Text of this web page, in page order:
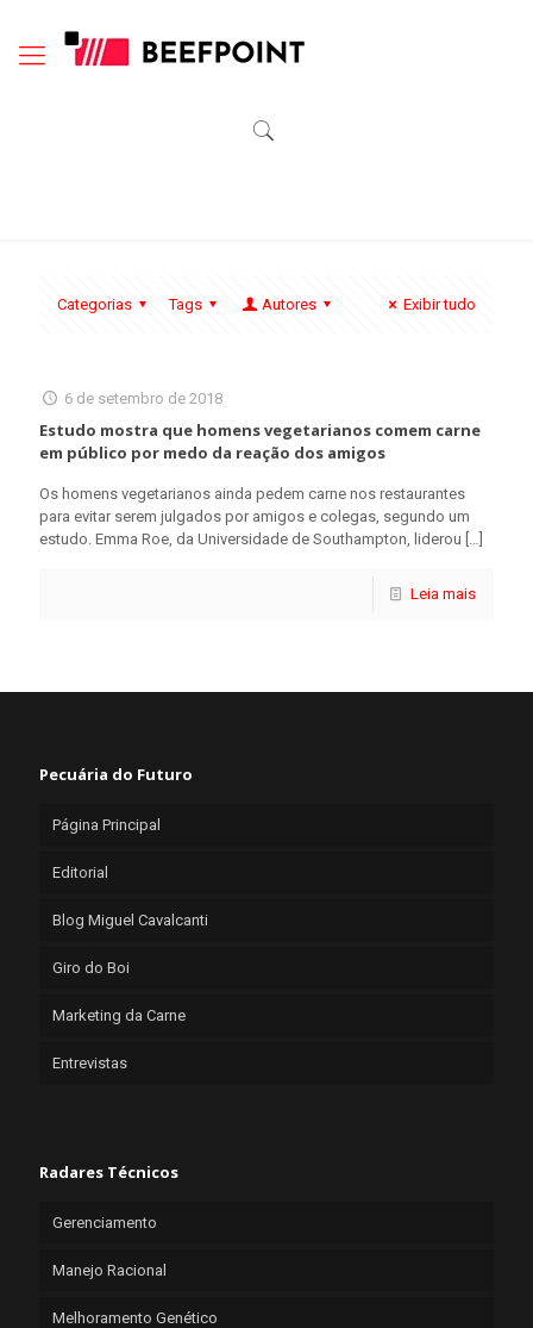
Categorias Tags Autores Exibir tudo
6 de setembro de 2018
Estudo mostra que homens vegetarianos comem carne
em público por medo da reação dos amigos
Os homens vegetarianos ainda pedem carne nos restaurantes
para evitar serem julgados por amigos e colegas, segundo um
estudo. Emma Roe, da Universidade de Southampton, liderou […]
Leia mais
Pecuária do Futuro
Página Principal
Editorial
Blog Miguel Cavalcanti
Giro do Boi
Marketing da Carne
Entrevistas
Radares Técnicos
Gerenciamento
Manejo Racional
Melhoramento Genético